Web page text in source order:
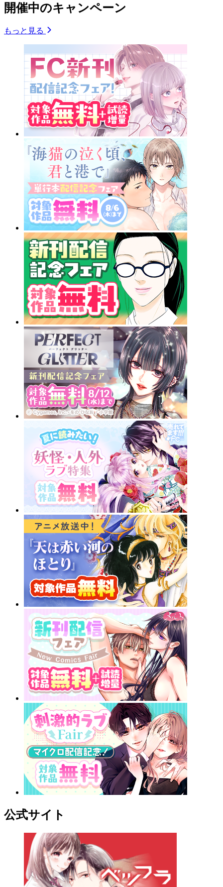
開催中のキャンペーン
もっと見る
公式サイト